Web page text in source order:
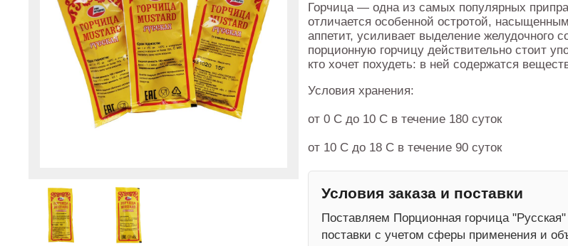
Горчица — одна из самых популярных
отличается особенной остротой,
аппетит, усиливает выделение желудочного
порционную горчицу действительно стоит
кто хочет похудеть: в ней содержатся
Условия хранения:
от 0 С до 10 С в течение 180 суток
от 10 С до 18 С в течение 90 суток
Условия заказа и поставки
Поставляем Порционная горчица
поставки с учетом сферы применения и